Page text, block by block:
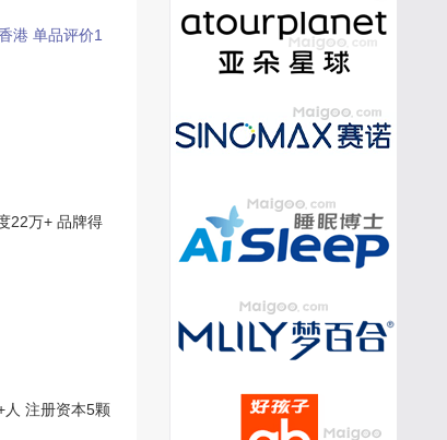
港 单品评价1
22万+ 品牌得
人 注册资本5颗